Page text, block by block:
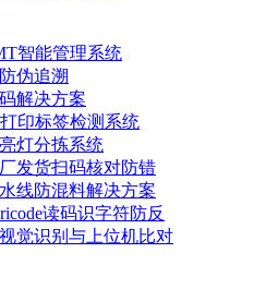
智能管理系统
伪追溯
解决方案
印标签检测系统
灯分拣系统
发货扫码核对防错
线防混料解决方案
读码识字符防反
觉识别与上位机比对